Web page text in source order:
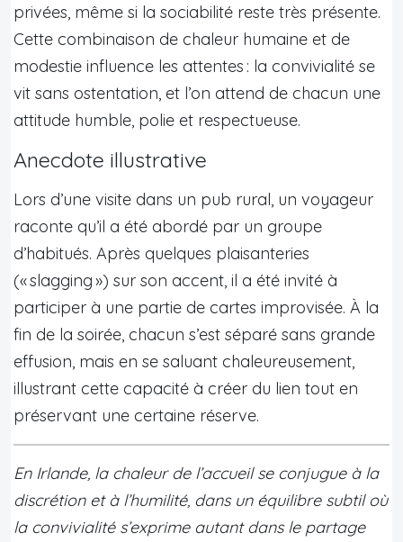
privées, même si la sociabilité reste très présente.
Cette combinaison de chaleur humaine et de
modestie influence les attentes : la convivialité se
vit sans ostentation, et l’on attend de chacun une
attitude humble, polie et respectueuse.
Anecdote illustrative
Lors d’une visite dans un pub rural, un voyageur
raconte qu’il a été abordé par un groupe
d’habitués. Après quelques plaisanteries
(« slagging ») sur son accent, il a été invité à
participer à une partie de cartes improvisée. À la
fin de la soirée, chacun s’est séparé sans grande
effusion, mais en se saluant chaleureusement,
illustrant cette capacité à créer du lien tout en
préservant une certaine réserve.
En Irlande, la chaleur de l’accueil se conjugue à la
discrétion et à l’humilité, dans un équilibre subtil où
la convivialité s’exprime autant dans le partage